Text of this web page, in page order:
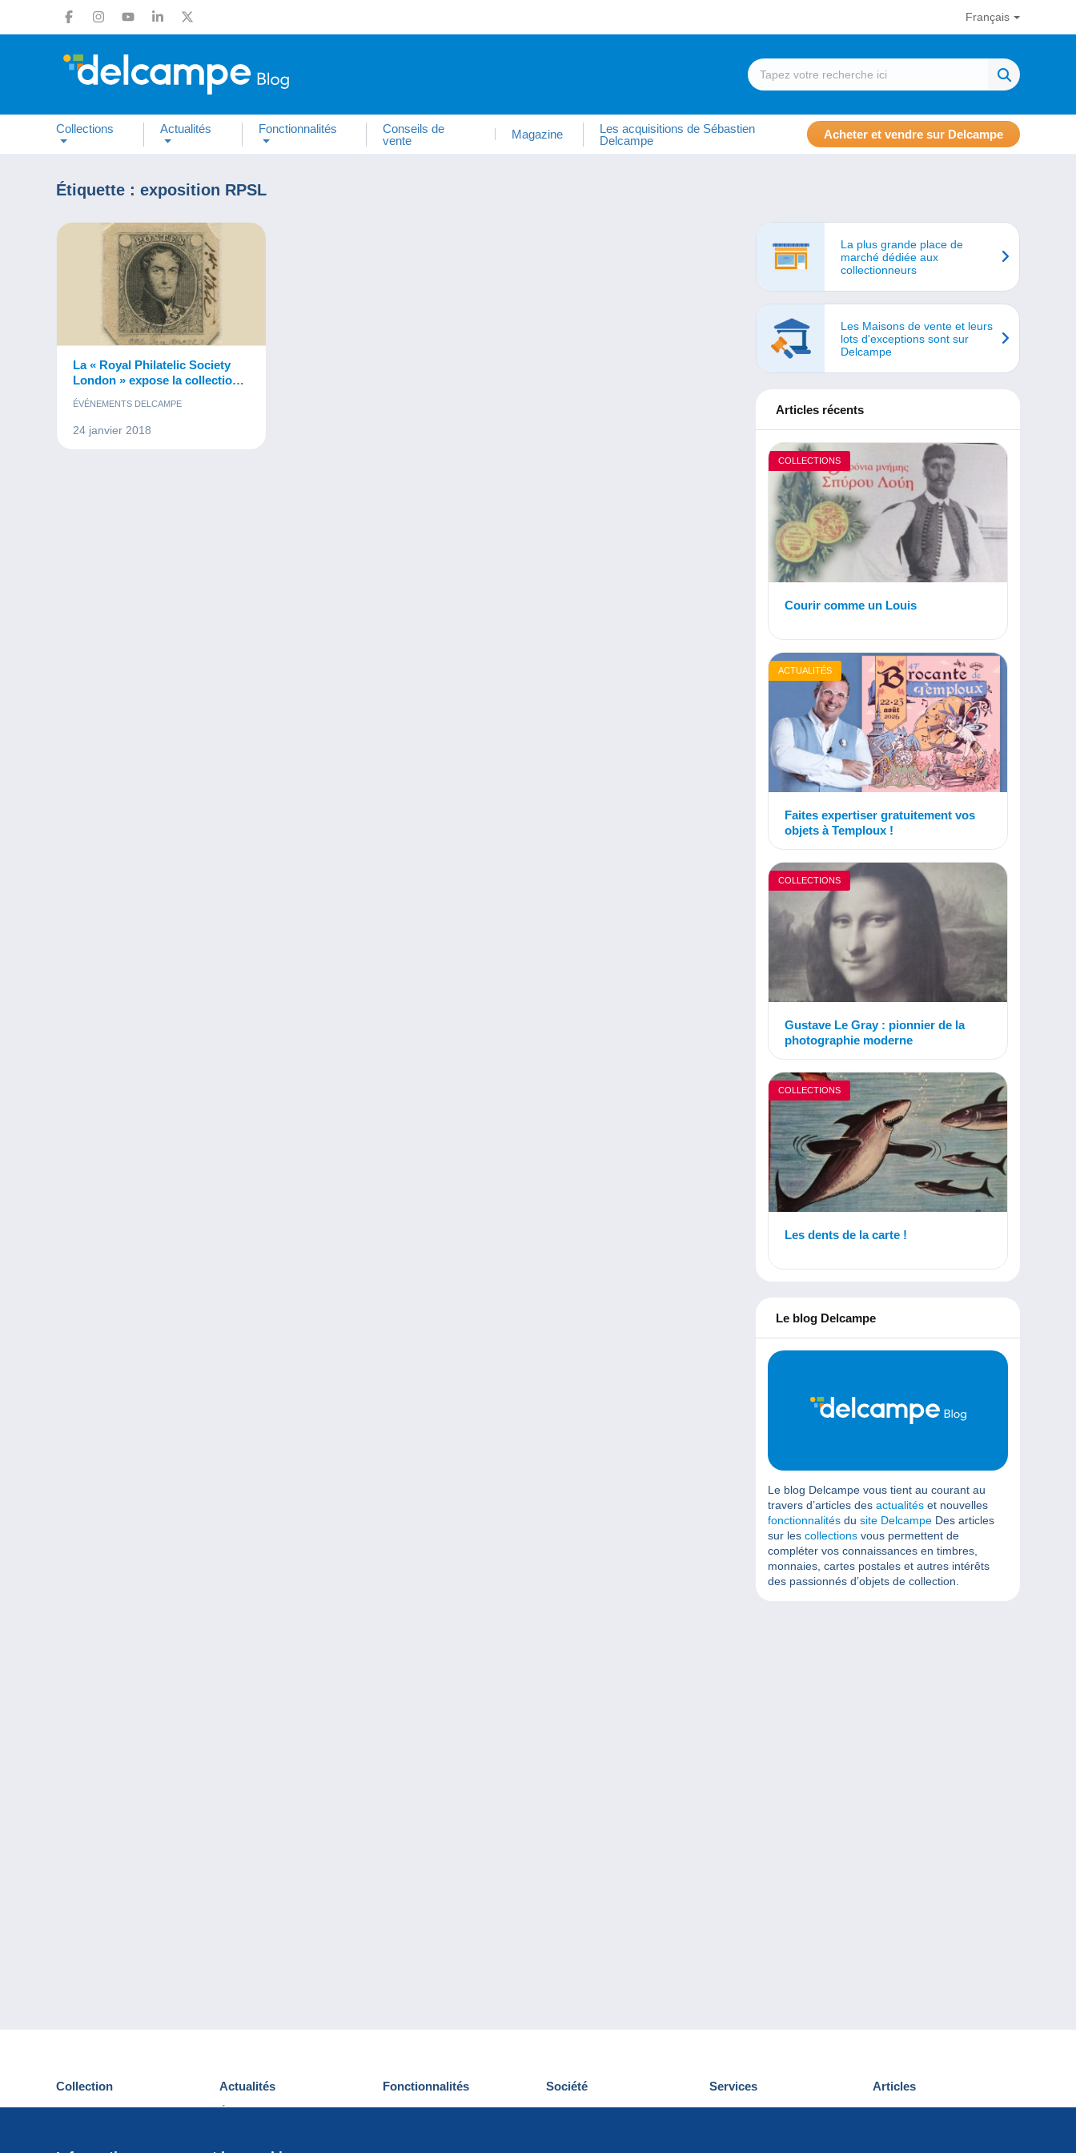
Français
Collections Actualités Fonctionnalités
Conseils de
vente
Magazine
Les acquisitions de Sébastien
Delcampe
Acheter et vendre sur Delcampe
Étiquette : exposition RPSL
La « Royal Philatelic Society
London » expose la collection
de son président
ÉVÉNEMENTS DELCAMPE
24 janvier 2018
La plus grande place de
marché dédiée aux
collectionneurs
Les Maisons de vente et leurs
lots d'exceptions sont sur
Delcampe
Articles récents
COLLECTIONS
Courir comme un Louis
ACTUALITÉS
Faites expertiser gratuitement vos
objets à Temploux !
COLLECTIONS
Gustave Le Gray : pionnier de la
photographie moderne
COLLECTIONS
Les dents de la carte !
Le blog Delcampe
Le blog Delcampe vous tient au courant au
travers d’articles des actualités et nouvelles
fonctionnalités du site Delcampe Des articles
sur les collections vous permettent de
compléter vos connaissances en timbres,
monnaies, cartes postales et autres intérêts
des passionnés d’objets de collection.
Collection
Cartes postales
Actualités
Événements Delcampe
Fonctionnalités
Nouveautés
Société
Qui sommes-nous
Services
Découvrir Delcampe
Articles